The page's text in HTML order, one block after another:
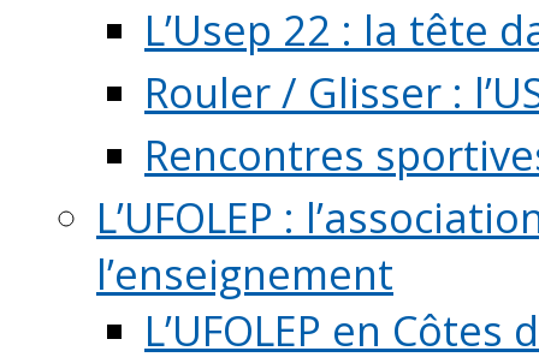
L’Usep 22 : la tête
Rouler / Glisser :
Rencontres
L’UFOLEP :
l’enseignement
L’UFOLEP en Côtes